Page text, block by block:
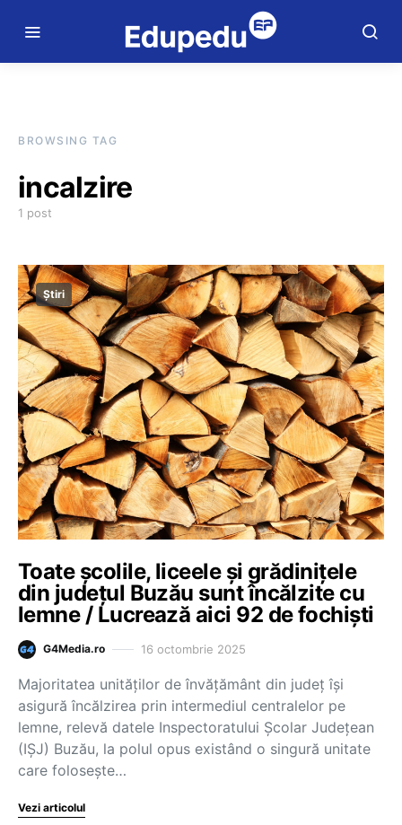
BROWSING TAG
incalzire
1 post
Știri
Toate școlile, liceele și grădinițele
din județul Buzău sunt încălzite cu
lemne / Lucrează aici 92 de fochiști
G4Media.ro 16 octombrie 2025
Majoritatea unităţilor de învăţământ din judeţ îşi
asigură încălzirea prin intermediul centralelor pe
lemne, relevă datele Inspectoratului Şcolar Judeţean
(IŞJ) Buzău, la polul opus existând o singură unitate
care foloseşte…
Vezi articolul